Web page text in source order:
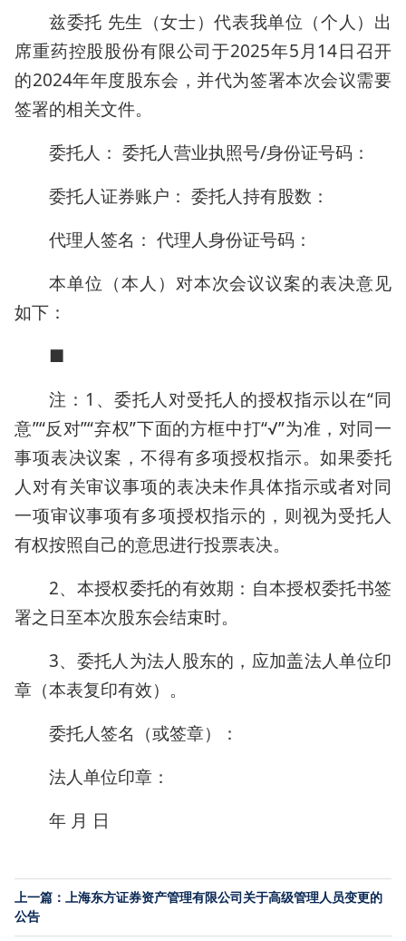
兹委托 先生（女士）代表我单位（个人）出
席重药控股股份有限公司于2025年5月14日召开
的2024年年度股东会，并代为签署本次会议需要
签署的相关文件。
委托人： 委托人营业执照号/身份证号码：
委托人证券账户： 委托人持有股数：
代理人签名： 代理人身份证号码：
本单位（本人）对本次会议议案的表决意见
如下：
■
注：1、委托人对受托人的授权指示以在“同
意”“反对”“弃权”下面的方框中打“√”为准，对同一
事项表决议案，不得有多项授权指示。如果委托
人对有关审议事项的表决未作具体指示或者对同
一项审议事项有多项授权指示的，则视为受托人
有权按照自己的意思进行投票表决。
2、本授权委托的有效期：自本授权委托书签
署之日至本次股东会结束时。
3、委托人为法人股东的，应加盖法人单位印
章（本表复印有效）。
委托人签名（或签章）：
法人单位印章：
年 月 日
上一篇：上海东方证券资产管理有限公司关于高级管理人员变更的
公告